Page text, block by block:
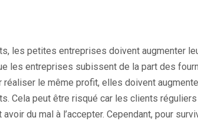
les petites entreprises doivent augmenter
les entreprises subissent de la part des
réaliser le même profit, elles doivent
Cela peut être risqué car les clients
du mal à l’accepter. Cependant, pour